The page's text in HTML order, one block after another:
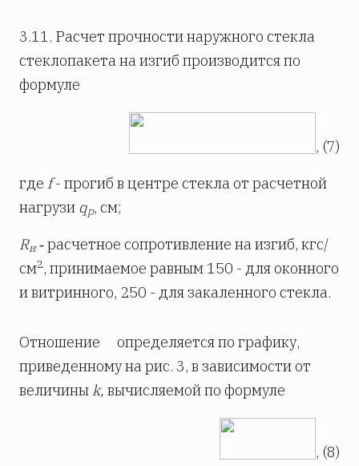
3.11. Расчет прочности наружного стекла
стеклопакета на изгиб производится по
формуле
, (7)
где f- прогиб в центре стекла от расчетной
нагрузи qp, см;
Rи‑ расчетное сопротивление на изгиб, кгс/
см2, принимаемое равным 150 - для оконного
и витринного, 250 - для закаленного стекла.
Отношение
определяется по графику,
приведенному нарис. 3, в зависимости от
величиныk, вычисляемой по формуле
, (8)